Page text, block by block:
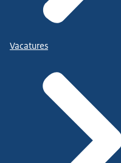
Vacatures